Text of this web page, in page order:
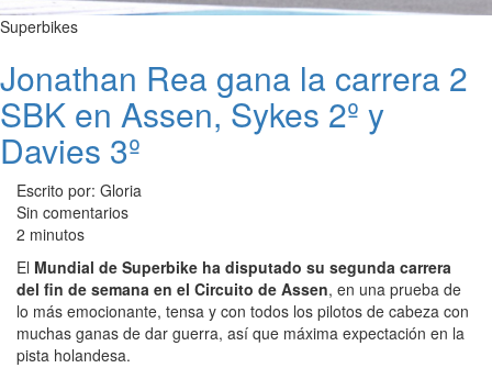
Superbikes
Jonathan Rea gana la carrera 2
SBK en Assen, Sykes 2º y
Davies 3º
Escrito por: Gloria
Sin comentarios
2 minutos
El Mundial de Superbike ha disputado su segunda carrera
del fin de semana en el Circuito de Assen, en una prueba de
lo más emocionante, tensa y con todos los pilotos de cabeza con
muchas ganas de dar guerra, así que máxima expectación en la
pista holandesa.